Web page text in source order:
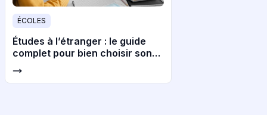
ÉCOLES
Études à l’étranger : le guide
complet pour bien choisir son